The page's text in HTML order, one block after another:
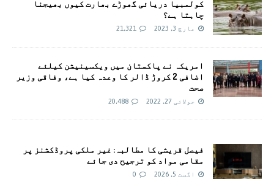
کولمبیا دریائی گھوڑے بھارت کیوں بھیجنا
چاہتا ہے؟
مارچ 3, 2023 21,321
امريکہ نے پاکستان میں ویکسینیشن کیلئے
اضافی 2 کروڑ ڈالر کا وعدہ کیا ہے، وفاقی وزیر
صحت
جولائی 27, 2022 20,488
فیصل قریشی کا مطالبہ: غیر ملکی پروڈکشنز پر
مقامی مواد کو ترجیح دی جائے
اگست 5, 2026 0